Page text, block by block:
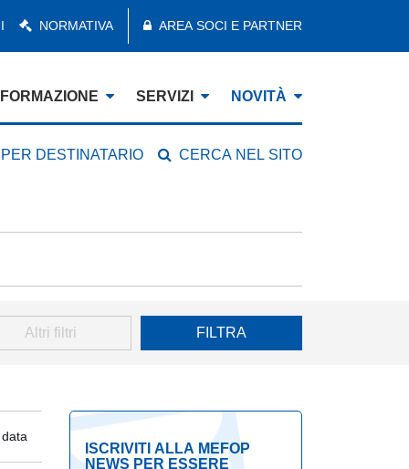
NORMATIVA AREA SOCI E PARTNER
FORMAZIONE SERVIZI NOVITÀ
DESTINATARIO CERCA NEL SITO
Altri filtri FILTRA
ISCRIVITI ALLA MEFOP
NEWS PER ESSERE